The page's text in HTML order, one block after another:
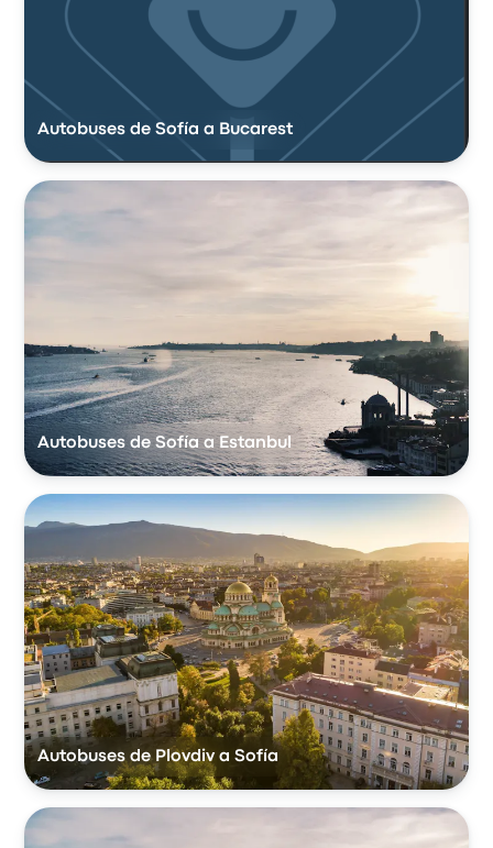
Autobuses de Sofía a Bucarest
Autobuses de Sofía a Estanbul
Autobuses de Plovdiv a Sofía